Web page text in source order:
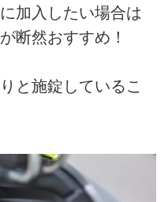
加入したい場合は
断然おすすめ！
と施錠しているこ